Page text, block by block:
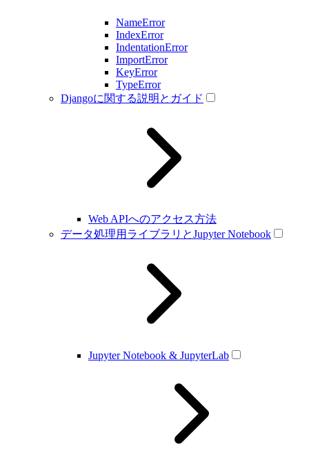
NameError
IndexError
IndentationError
ImportError
KeyError
TypeError
Djangoに関する説明とガイド
Web APIへのアクセス方法
データ処理用ライブラリとJupyter Notebook
Jupyter Notebook & JupyterLab